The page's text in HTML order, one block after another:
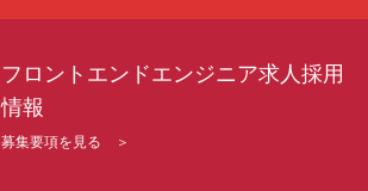
フロントエンドエンジニア求人採用
情報
募集要項を見る ＞